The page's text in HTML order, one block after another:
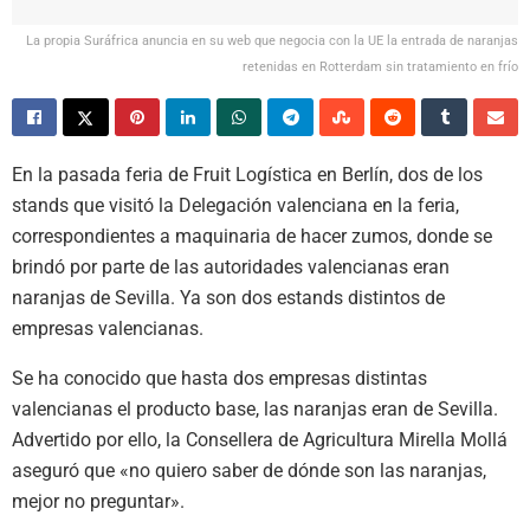
La propia Suráfrica anuncia en su web que negocia con la UE la entrada de naranjas
retenidas en Rotterdam sin tratamiento en frío
En la pasada feria de Fruit Logística en Berlín, dos de los
stands que visitó la Delegación valenciana en la feria,
correspondientes a maquinaria de hacer zumos, donde se
brindó por parte de las autoridades valencianas eran
naranjas de Sevilla. Ya son dos estands distintos de
empresas valencianas.
Se ha conocido que hasta dos empresas distintas
valencianas el producto base, las naranjas eran de Sevilla.
Advertido por ello, la Consellera de Agricultura Mirella Mollá
aseguró que «no quiero saber de dónde son las naranjas,
mejor no preguntar».